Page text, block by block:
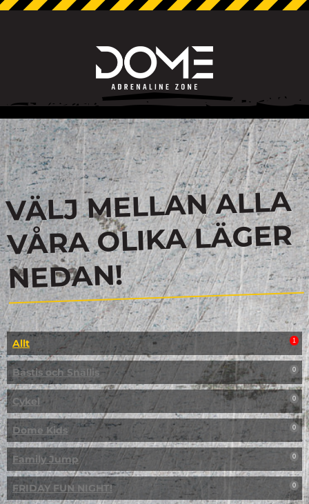
VÄLJ MELLAN ALLA
VÅRA OLIKA LÄGER
NEDAN!
Allt 1
Bästis och Snällis 0
Cykel 0
Dome Kids 0
Family Jump 0
FRIDAY FUN NIGHT! 0